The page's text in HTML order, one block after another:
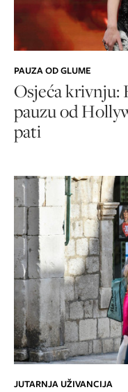
PAUZA OD GLUME
Osjeća krivnju:
pauzu od
pati
JUTARNJA UŽIVANCIJA